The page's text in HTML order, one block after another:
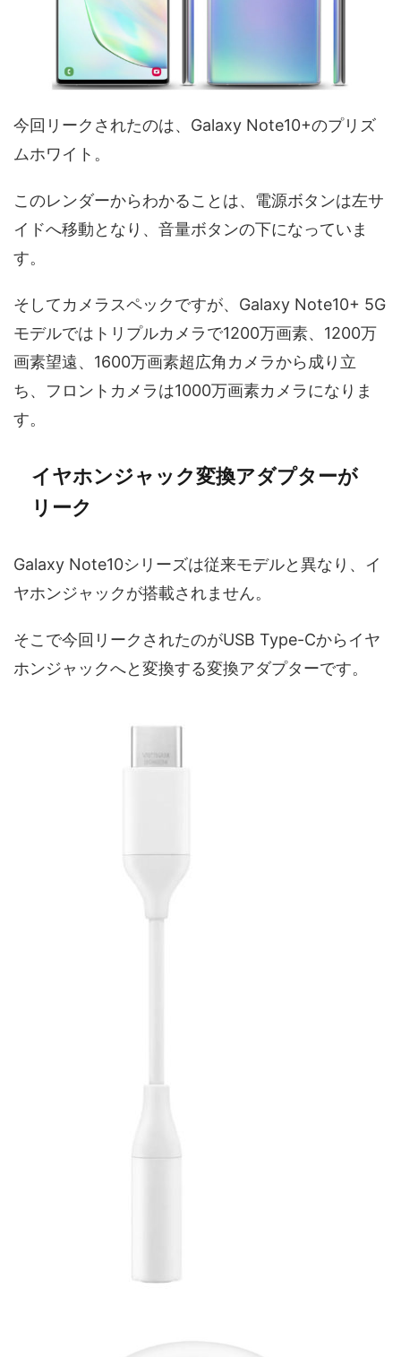
今回リークされたのは、Galaxy Note10+のプリズ
ムホワイト。
このレンダーからわかることは、電源ボタンは左サ
イドへ移動となり、音量ボタンの下になっていま
す。
そしてカメラスペックですが、Galaxy Note10+ 5G
モデルではトリプルカメラで1200万画素、1200万
画素望遠、1600万画素超広角カメラから成り立
ち、フロントカメラは1000万画素カメラになりま
す。
イヤホンジャック変換アダプターが
リーク
Galaxy Note10シリーズは従来モデルと異なり、イ
ヤホンジャックが搭載されません。
そこで今回リークされたのがUSB Type-Cからイヤ
ホンジャックへと変換する変換アダプターです。